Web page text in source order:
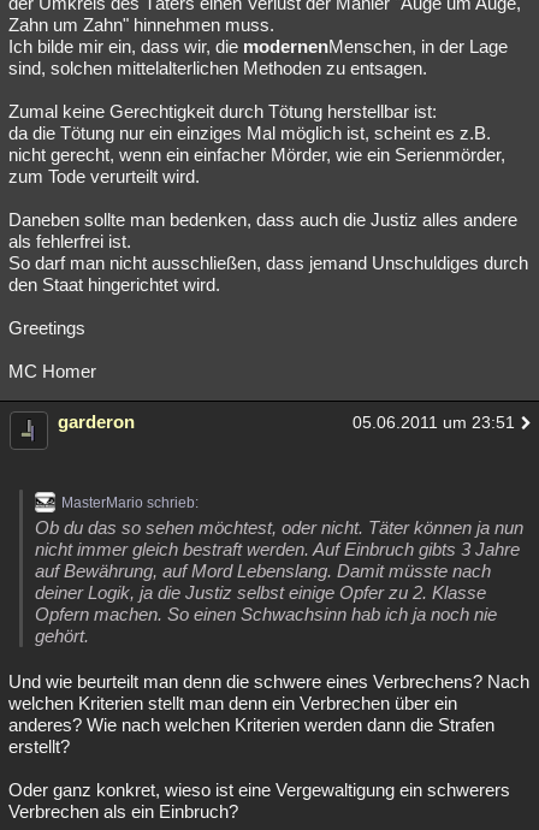
Zahn um Zahn" hinnehmen muss.
Ich bilde mir ein, dass wir, die modernenMenschen, in der Lage
sind, solchen mittelalterlichen Methoden zu entsagen.
Zumal keine Gerechtigkeit durch Tötung herstellbar ist:
da die Tötung nur ein einziges Mal möglich ist, scheint es z.B.
nicht gerecht, wenn ein einfacher Mörder, wie ein Serienmörder,
zum Tode verurteilt wird.
Daneben sollte man bedenken, dass auch die Justiz alles andere
als fehlerfrei ist.
So darf man nicht ausschließen, dass jemand Unschuldiges durch
den Staat hingerichtet wird.
Greetings
MC Homer
garderon 05.06.2011 um 23:51
MasterMario schrieb:
Ob du das so sehen möchtest, oder nicht. Täter können ja nun
nicht immer gleich bestraft werden. Auf Einbruch gibts 3 Jahre
auf Bewährung, auf Mord Lebenslang. Damit müsste nach
deiner Logik, ja die Justiz selbst einige Opfer zu 2. Klasse
Opfern machen. So einen Schwachsinn hab ich ja noch nie
gehört.
Und wie beurteilt man denn die schwere eines Verbrechens? Nach
welchen Kriterien stellt man denn ein Verbrechen über ein
anderes? Wie nach welchen Kriterien werden dann die Strafen
erstellt?
Oder ganz konkret, wieso ist eine Vergewaltigung ein schwerers
Verbrechen als ein Einbruch?